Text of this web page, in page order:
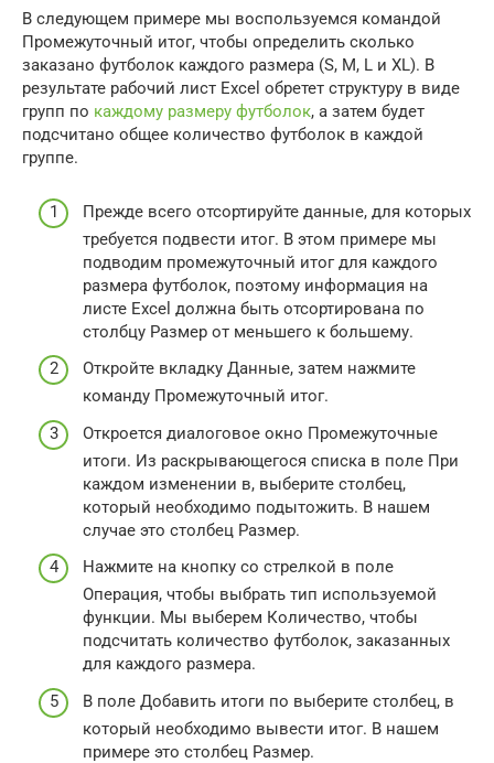
В следующем примере мы воспользуемся командой
Промежуточный итог, чтобы определить сколько
заказано футболок каждого размера (S, M, L и XL). В
результате рабочий лист Excel обретет структуру в виде
групп по каждому размеру футболок, а затем будет
подсчитано общее количество футболок в каждой
группе.
Прежде всего отсортируйте данные, для которых
требуется подвести итог. В этом примере мы
подводим промежуточный итог для каждого
размера футболок, поэтому информация на
листе Excel должна быть отсортирована по
столбцу Размер от меньшего к большему.
Откройте вкладку Данные, затем нажмите
команду Промежуточный итог.
Откроется диалоговое окно Промежуточные
итоги. Из раскрывающегося списка в поле При
каждом изменении в, выберите столбец,
который необходимо подытожить. В нашем
случае это столбец Размер.
Нажмите на кнопку со стрелкой в поле
Операция, чтобы выбрать тип используемой
функции. Мы выберем Количество, чтобы
подсчитать количество футболок, заказанных
для каждого размера.
В поле Добавить итоги по выберите столбец, в
который необходимо вывести итог. В нашем
примере это столбец Размер.